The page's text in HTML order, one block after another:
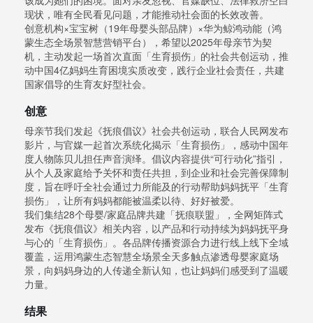
现状，唯有全民看见问题，才能推动社会面的长效改善。
创意机构×宝宝树（19年母婴头部品牌）×华为鲸鸿动能（鸿
蒙生态全场景智慧营销平台），希望以2025年母亲节为契
机，主动发起一场首次直面「生育损伤」的社会共创运动，推
动中国4亿妈妈生育困境实质改变，践行企业社会责任，共建
国家倡导的生育友好型社会。
创意
母亲节我们发起《抚痕倡议》社会共创运动，联合人民网发布
影片，与官媒一起首次系统化揭示「生育损伤」，感动中国年
度人物陈贝儿担任声音演绎。倡议内容提供“可行动化”指引，
从个人及家庭给予关怀和责任共担，到企业和社会完善保障制
度，旨在呼吁全社会通过力所能及的行动帮助妈妈抚平「生育
损伤」，让所有妈妈都能被温柔以待、好好被爱。
我们集结28个母婴/家庭品牌共建「抚痕联盟」，全网矩阵式
发布《抚痕倡议》相关内容，以产品和行动持续为妈妈抚平身
与心的「生育损伤」。各品牌传播资源合力进行线上线下全域
覆盖，运用鸿蒙生态智慧全场景全天多触点渗透母婴家庭场
景，向妈妈身边的人传递全新认知，也让妈妈们感受到了温暖
力量。
结果